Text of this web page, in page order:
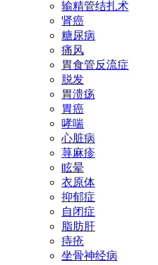
输精管结扎术
肾癌
糖尿病
痛风
胃食管反流症
脱发
胃溃疡
胃癌
哮喘
心脏病
荨麻疹
眩晕
衣原体
抑郁症
自闭症
脂肪肝
痔疮
坐骨神经病